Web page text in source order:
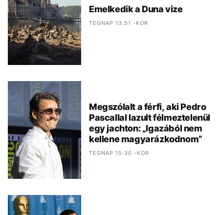
Emelkedik a Duna vize
TEGNAP 13:51 -KOR
Megszólalt a férfi, aki Pedro
Pascallal lazult félmeztelenül
egy jachton: „Igazából nem
kellene magyarázkodnom“
TEGNAP 15:30 -KOR